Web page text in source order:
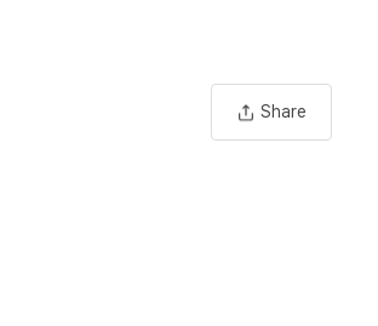
Share